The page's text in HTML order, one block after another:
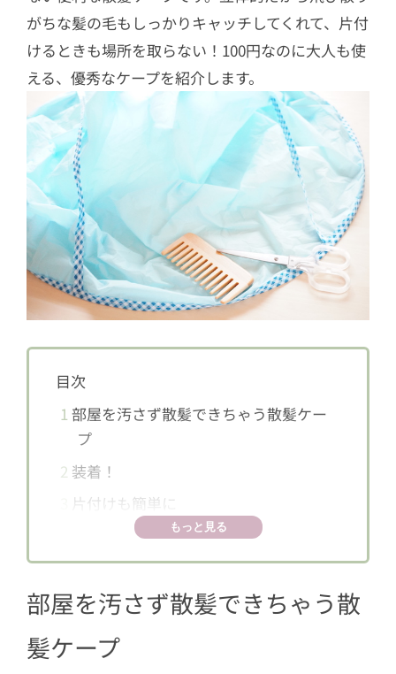
がちな髪の毛もしっかりキャッチしてくれて、片付
けるときも場所を取らない！100円なのに大人も使
える、優秀なケープを紹介します。
目次
1 部屋を汚さず散髪できちゃう散髪ケー
プ
2 装着！
片付けも簡単に
もっと見る
部屋を汚さず散髪できちゃう散
髪ケープ